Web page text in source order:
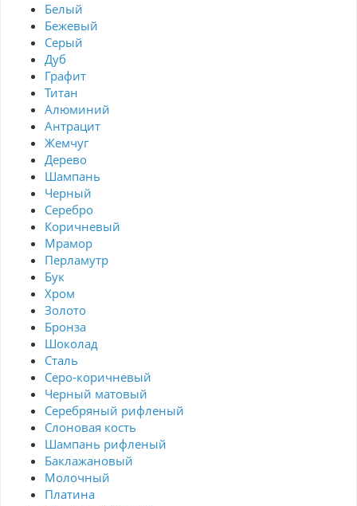
Белый
Бежевый
Серый
Дуб
Графит
Титан
Алюминий
Антрацит
Жемчуг
Дерево
Шампань
Черный
Серебро
Коричневый
Мрамор
Перламутр
Бук
Хром
Золото
Бронза
Шоколад
Сталь
Серо-коричневый
Черный матовый
Серебряный рифленый
Слоновая кость
Шампань рифленый
Баклажановый
Молочный
Платина